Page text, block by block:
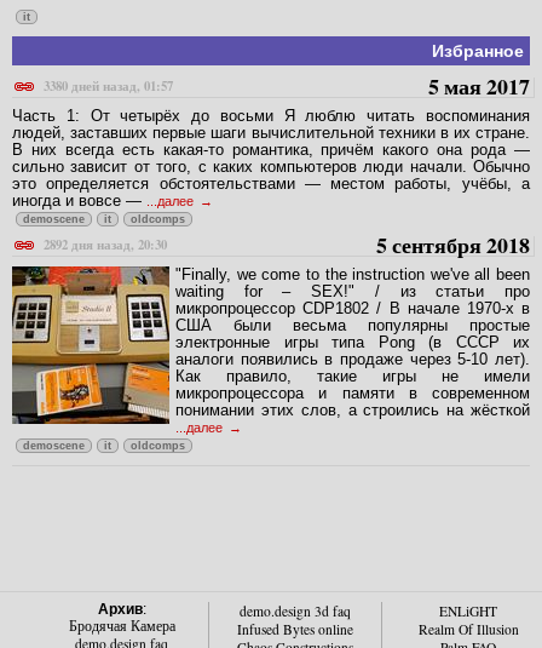
it
Избранное
3380 дней назад, 01:57
5 мая 2017
Часть 1: От четырёх до восьми Я люблю читать воспоминания
людей, заставших первые шаги вычислительной техники в их стране.
В них всегда есть какая-то романтика, причём какого она рода —
сильно зависит от того, с каких компьютеров люди начали. Обычно
это определяется обстоятельствами — местом работы, учёбы, а
иногда и вовсе —
...далее
demoscene it oldcomps
2892 дня назад, 20:30 5 сентября 2018
"Finally, we come to the instruction we've all been
waiting for – SEX!" / из статьи про
микропроцессор CDP1802 / В начале 1970-х в
США были весьма популярны простые
электронные игры типа Pong (в СССР их
аналоги появились в продаже через 5-10 лет).
Как правило, такие игры не имели
микропроцессора и памяти в современном
понимании этих слов, а строились на жёсткой
...далее
demoscene it oldcomps
Архив:
Бродячая Камера
demo.design faq
demo.design 3d faq
Infused Bytes online
ENLiGHT
Realm Of Illusion